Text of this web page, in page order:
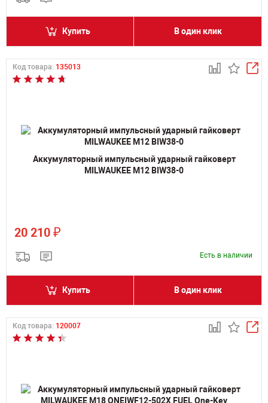
Купить В один клик
Код товара: 135013
Аккумуляторный импульсный ударный гайковерт
MILWAUKEE M12 BIW38-0
20 210 ₽
Есть в наличии
Купить В один клик
Код товара: 120007